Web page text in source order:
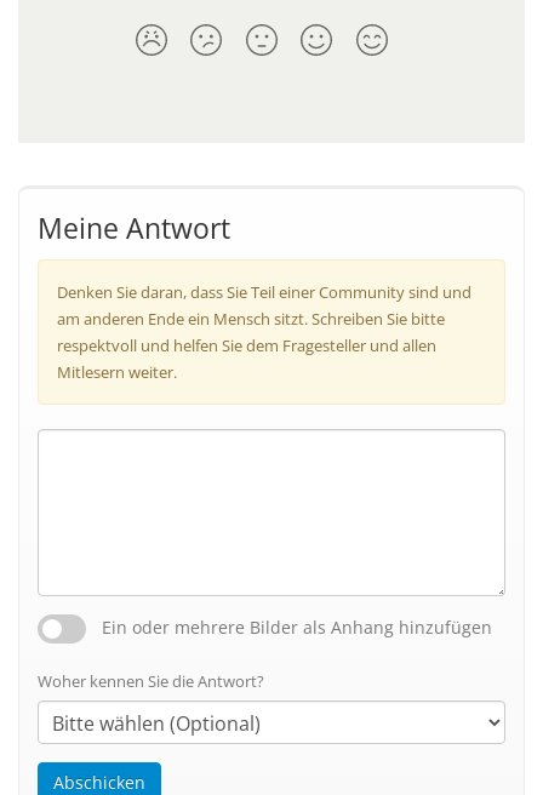
Meine Antwort
Denken Sie daran, dass Sie Teil einer Community sind und
am anderen Ende ein Mensch sitzt. Schreiben Sie bitte
respektvoll und helfen Sie dem Fragesteller und allen
Mitlesern weiter.
Ein oder mehrere Bilder als Anhang hinzufügen
Woher kennen Sie die Antwort?
Abschicken